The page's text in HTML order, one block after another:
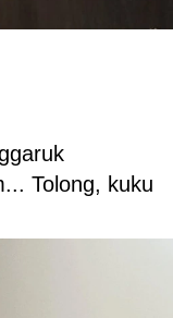
Tolong, kuku